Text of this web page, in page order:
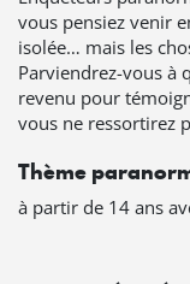
vous pensiez venir
isolée… mais les
Parviendrez-vous à
revenu pour
vous ne ressortirez
Thème
à partir de 14 ans